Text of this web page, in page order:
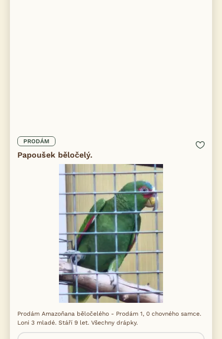
PRODÁM
Papoušek běločelý.
Prodám Amazoňana běločelého - Prodám 1, 0 chovného samce.
Loni 3 mladé. Stáří 9 let. Všechny drápky.